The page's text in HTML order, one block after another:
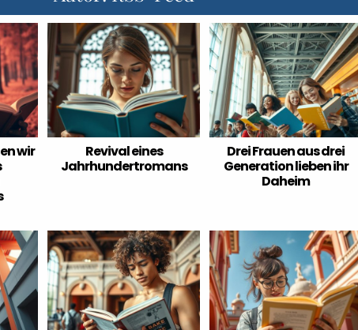
wir
Revival eines
Jahrhundertromans
Drei Frauen aus drei
Generation lieben ihr
Daheim